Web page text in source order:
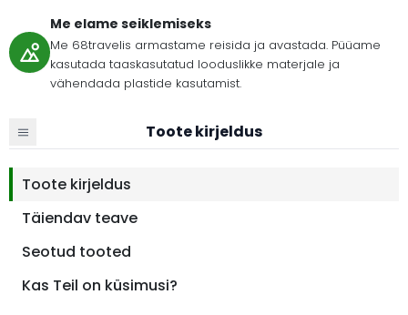
Me elame seiklemiseks
Me 68travelis armastame reisida ja avastada. Püüame
kasutada taaskasutatud looduslikke materjale ja
vähendada plastide kasutamist.
Toote kirjeldus
Toote kirjeldus
Täiendav teave
Seotud tooted
Kas Teil on küsimusi?